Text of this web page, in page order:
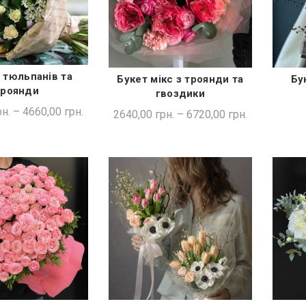
ПОКУПКА
тюльпанів та
–4660,00 грн.
ШВИДКА ПОКУПКА
Букет мікс з троянди та
гвоздики
2640,00 грн. – 6720,00 грн.